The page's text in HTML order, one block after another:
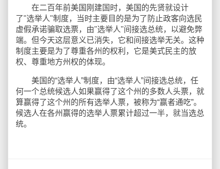
在二百年前美国刚建国时，美国的先贤就设计
了"选举人"制度，当时主要目的是为了防止政客向选民
虚假承诺骗取选票，由"选举人"间接选总统，以避免弊
端。但今天这层意义已消失，它和间接选举无关。这种
制度主要是为了尊重各州的权利，它是美式民主的放
权、尊重地方州权的体现。
美国的“选举人”制度，由“选举人”间接选总统，任
何一个总统候选人如果赢得了这个州的多数人头票，就
算赢得了这个州的所有选举人票，被称为“赢者通吃”。
候选人在各州赢得的选举人票累计超过一半，就当选总
统。